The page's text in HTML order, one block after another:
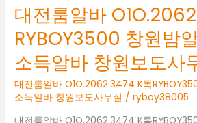
대전룸알바
RYBOY3500 창원밤
소득알바 창원보도사
대전룸알바 O1O.2062.3474 K톡
소득알바 창원보도사무실 /ryboy38005
바
O1O.2062.3474
K
RYBOY3500
창
원